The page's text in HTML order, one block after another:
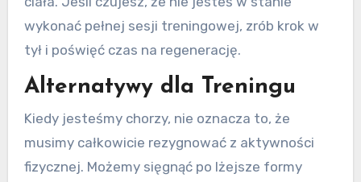
wykonać pełnej sesji treningowej, zrób krok w
tył i poświęć czas na regenerację.
Alternatywy dla Treningu
Kiedy jesteśmy chorzy, nie oznacza to, że
musimy całkowicie rezygnować z aktywności
fizycznej. Możemy sięgnąć po lżejsze formy